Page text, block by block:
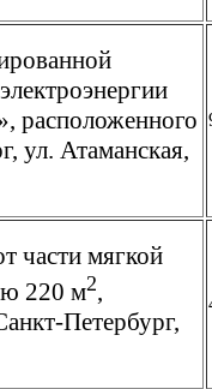
ул. Атаманская,
части мягкой
220 м2,
Петербург,